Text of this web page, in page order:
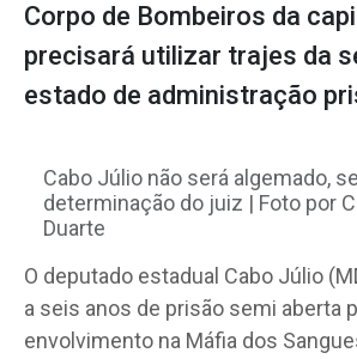
Corpo de Bombeiros da
precisará utilizar trajes da
estado de administração
Cabo Júlio não será algemado,
determinação do juiz | Foto por
Duarte
O deputado estadual Cabo Júlio
a seis anos de prisão semi aberta
envolvimento na Máfia dos